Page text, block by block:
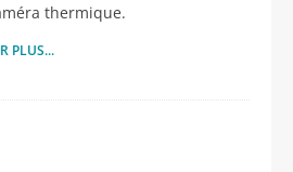
thermique.
PLUS...